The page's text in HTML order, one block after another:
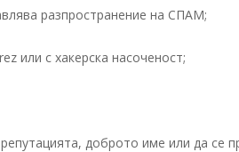
разпространение на СПАМ;
или с хакерска насоченост;
доброто име или да се